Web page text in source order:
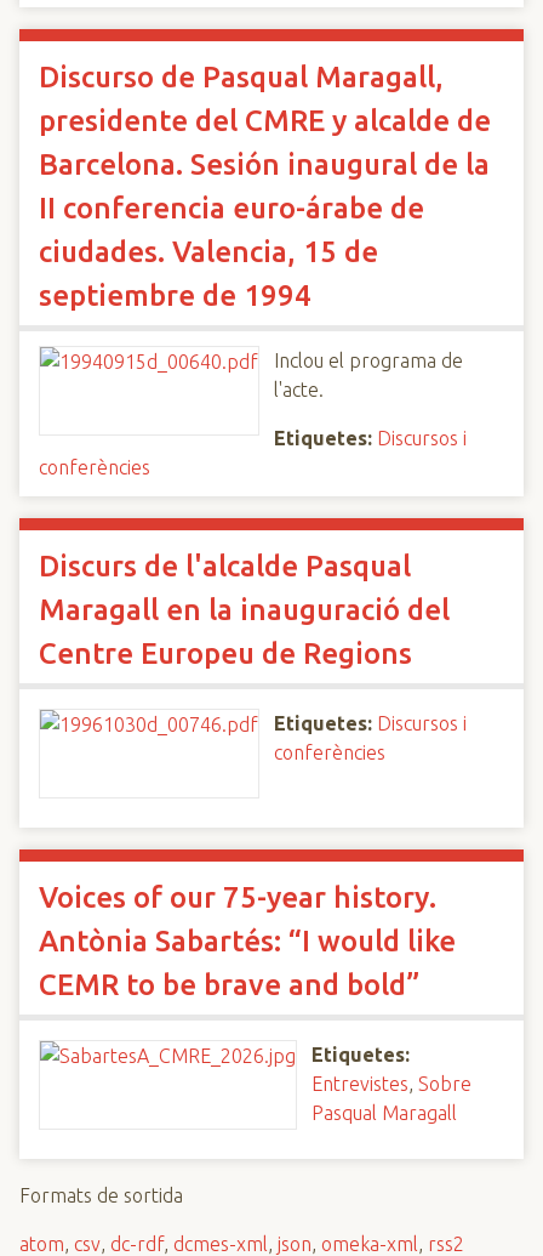
Discurso de Pasqual Maragall,
presidente del CMRE y alcalde de
Barcelona. Sesión inaugural de la
II conferencia euro-árabe de
ciudades. Valencia, 15 de
septiembre de 1994
Inclou el programa de
l'acte.
Etiquetes: Discursos i
conferències
Discurs de l'alcalde Pasqual
Maragall en la inauguració del
Centre Europeu de Regions
Etiquetes: Discursos i
conferències
Voices of our 75-year history.
Antònia Sabartés: “I would like
CEMR to be brave and bold”
Etiquetes:
Entrevistes, Sobre
Pasqual Maragall
Formats de sortida
atom, csv, dc-rdf, dcmes-xml, json, omeka-xml, rss2